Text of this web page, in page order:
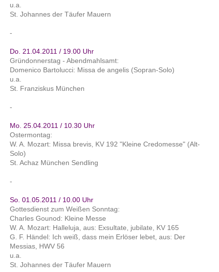
u.a.
St. Johannes der Täufer Mauern
-
Do. 21.04.2011 / 19.00 Uhr
Gründonnerstag - Abendmahlsamt:
Domenico Bartolucci: Missa de angelis (Sopran-Solo)
u.a.
St. Franziskus München
-
Mo. 25.04.2011 / 10.30 Uhr
Ostermontag:
W. A. Mozart: Missa brevis, KV 192 "Kleine Credomesse" (Alt-
Solo)
St. Achaz München Sendling
-
So. 01.05.2011 / 10.00 Uhr
Gottesdienst zum Weißen Sonntag:
Charles Gounod: Kleine Messe
W. A. Mozart: Halleluja, aus: Exsultate, jubilate, KV 165
G. F. Händel: Ich weiß, dass mein Erlöser lebet, aus: Der
Messias, HWV 56
u.a.
St. Johannes der Täufer Mauern